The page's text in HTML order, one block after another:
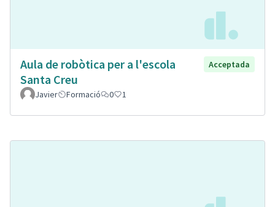
Aula de robòtica per a l'escola
Santa Creu
Acceptada
Javier Formació 0 1